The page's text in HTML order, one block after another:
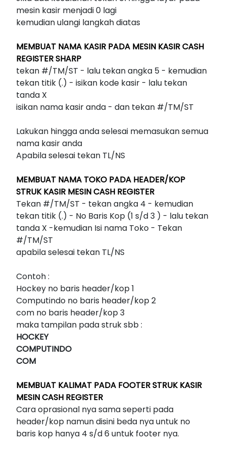
mesin kasir menjadi 0 lagi
kemudian ulangi langkah diatas
MEMBUAT NAMA KASIR PADA MESIN KASIR CASH
REGISTER SHARP
tekan #/TM/ST - lalu tekan angka 5 - kemudian
tekan titik (.) - isikan kode kasir - lalu tekan
tanda X
isikan nama kasir anda - dan tekan #/TM/ST
Lakukan hingga anda selesai memasukan semua
nama kasir anda
Apabila selesai tekan TL/NS
MEMBUAT NAMA TOKO PADA HEADER/KOP
STRUK KASIR MESIN CASH REGISTER
Tekan #/TM/ST - tekan angka 4 - kemudian
tekan titik (.) - No Baris Kop (1 s/d 3 ) - lalu tekan
tanda X -kemudian Isi nama Toko - Tekan
#/TM/ST
apabila selesai tekan TL/NS
Contoh :
Hockey no baris header/kop 1
Computindo no baris header/kop 2
com no baris header/kop 3
maka tampilan pada struk sbb :
HOCKEY
COMPUTINDO
COM
MEMBUAT KALIMAT PADA FOOTER STRUK KASIR
MESIN CASH REGISTER
Cara oprasional nya sama seperti pada
header/kop namun disini beda nya untuk no
baris kop hanya 4 s/d 6 untuk footer nya.